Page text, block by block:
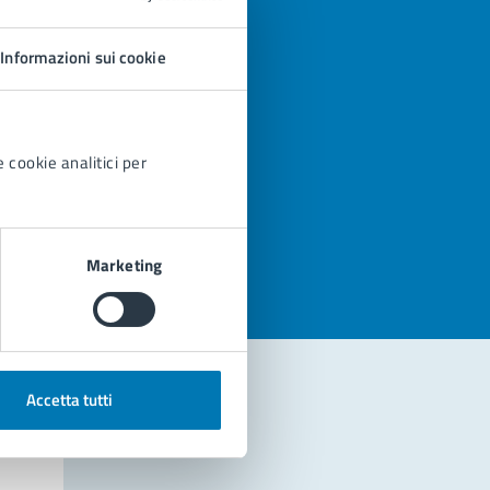
Informazioni sui cookie
cookie analitici per
Marketing
Accetta tutti